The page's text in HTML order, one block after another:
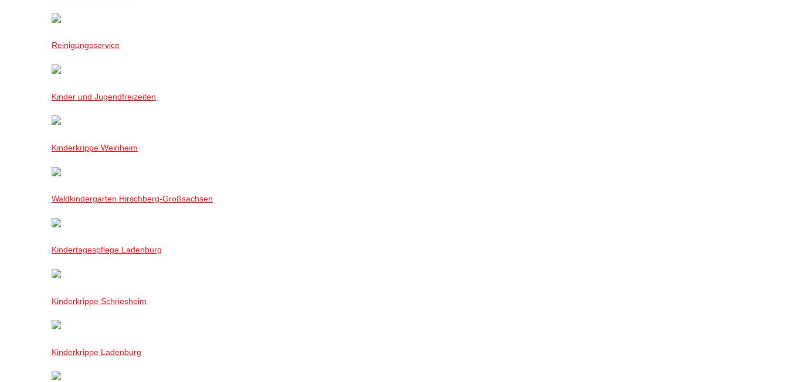
Reinigungsservice
Kinder und Jugendfreizeiten
Kinderkrippe Weinheim
Waldkindergarten Hirschberg-Großsachsen
Kindertagespflege Ladenburg
Kinderkrippe Schriesheim
Kinderkrippe Ladenburg